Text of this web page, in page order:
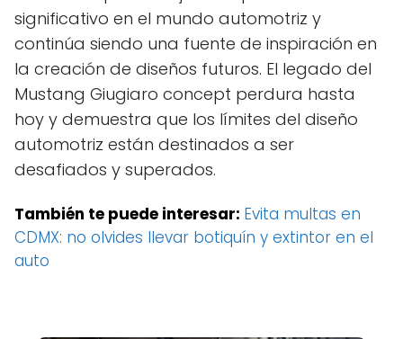
significativo en el mundo automotriz y
continúa siendo una fuente de inspiración en
la creación de diseños futuros. El legado del
Mustang Giugiaro concept perdura hasta
hoy y demuestra que los límites del diseño
automotriz están destinados a ser
desafiados y superados.
También te puede interesar: Evita multas en
CDMX: no olvides llevar botiquín y extintor en el
auto